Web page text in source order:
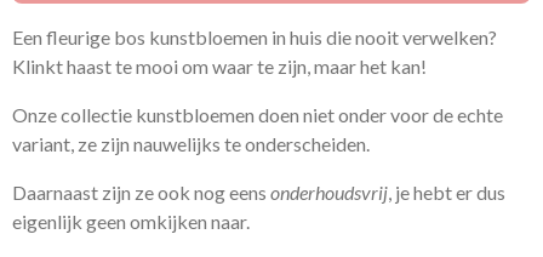
Een fleurige bos kunstbloemen in huis die nooit verwelken?
Klinkt haast te mooi om waar te zijn, maar het kan!
Onze collectie kunstbloemen doen niet onder voor de echte
variant, ze zijn nauwelijks te onderscheiden.
Daarnaast zijn ze ook nog eens onderhoudsvrij, je hebt er dus
eigenlijk geen omkijken naar.